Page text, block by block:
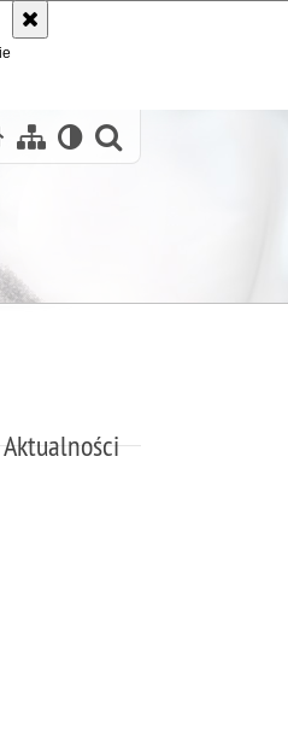
Aktualności